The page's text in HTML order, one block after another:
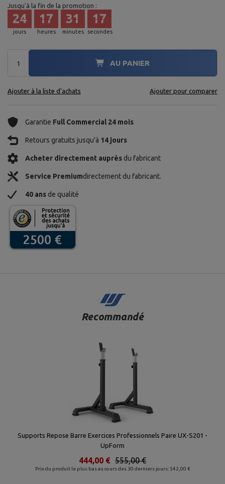
Jusqu'à la fin de la promotion :
jours
24
heures
17
minutes
31
secondes
15
AU PANIER
Ajouter à la liste d'achats Ajouter pour comparer
Garantie Full Commercial 24 mois
Retours gratuits jusqu'à 14 jours
Acheter directement auprès du fabricant
Service Premiumdirectement du fabricant.
40 ans de qualité
Recommandé
Supports Repose Barre Exercices Professionnels Paire UX-S201 -
UpForm
Prix du produit le plus bas au cours des 30 derniers jours: 542,00 €
555,00 €
444,00 €